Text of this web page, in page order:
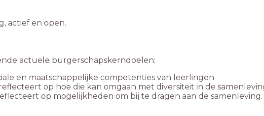
actief en open.
actuele burgerschapskerndoelen:
en maatschappelijke competenties van leerlingen
op hoe die kan omgaan met diversiteit in de
op mogelijkheden om bij te dragen aan de samenleving.